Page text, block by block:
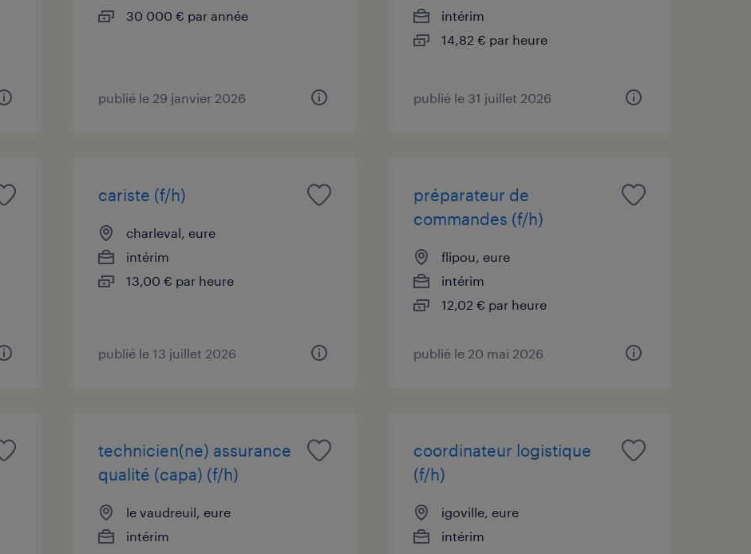
30 000 € par année
publié le 29 janvier 2026
intérim
14,82 € par heure
publié le 31 juillet 2026
cariste (f/h)
charleval, eure
intérim
13,00 € par heure
publié le 13 juillet 2026
préparateur de
commandes (f/h)
flipou, eure
intérim
12,02 € par heure
publié le 20 mai 2026
technicien(ne) assurance
qualité (capa) (f/h)
le vaudreuil, eure
intérim
coordinateur logistique
(f/h)
igoville, eure
intérim